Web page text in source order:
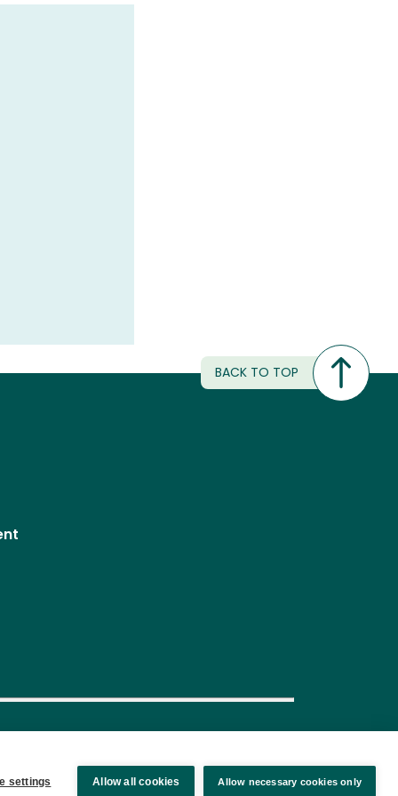
settings Allow all cookies Allow necessary cookies only
BACK TO TOP